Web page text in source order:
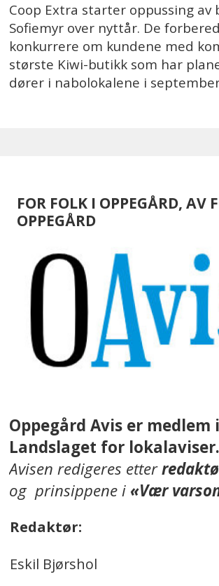
Coop Extra starter oppussing av
Sofiemyr over nyttår. De
konkurrere om kundene med
største Kiwi-butikk som har
dører i nabolokalene i
FOR FOLK I OPPEGÅRD, AV
OPPEGÅRD
Oppegård Avis er medlem i
Landslaget for lokalaviser.
Avisen redigeres etter
og prinsippene i«Vær
Redaktør:
Eskil Bjørshol